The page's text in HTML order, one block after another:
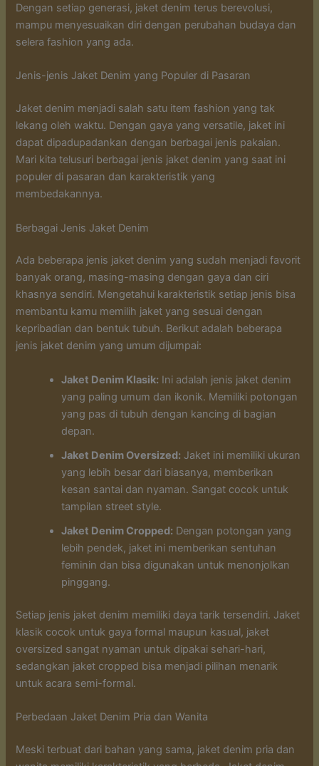
Dengan setiap generasi, jaket denim terus berevolusi,
mampu menyesuaikan diri dengan perubahan budaya dan
selera fashion yang ada.
Jenis-jenis Jaket Denim yang Populer di Pasaran
Jaket denim menjadi salah satu item fashion yang tak
lekang oleh waktu. Dengan gaya yang versatile, jaket ini
dapat dipadupadankan dengan berbagai jenis pakaian.
Mari kita telusuri berbagai jenis jaket denim yang saat ini
populer di pasaran dan karakteristik yang
membedakannya.
Berbagai Jenis Jaket Denim
Ada beberapa jenis jaket denim yang sudah menjadi favorit
banyak orang, masing-masing dengan gaya dan ciri
khasnya sendiri. Mengetahui karakteristik setiap jenis bisa
membantu kamu memilih jaket yang sesuai dengan
kepribadian dan bentuk tubuh. Berikut adalah beberapa
jenis jaket denim yang umum dijumpai:
Jaket Denim Klasik: Ini adalah jenis jaket denim
yang paling umum dan ikonik. Memiliki potongan
yang pas di tubuh dengan kancing di bagian
depan.
Jaket Denim Oversized: Jaket ini memiliki ukuran
yang lebih besar dari biasanya, memberikan
kesan santai dan nyaman. Sangat cocok untuk
tampilan street style.
Jaket Denim Cropped: Dengan potongan yang
lebih pendek, jaket ini memberikan sentuhan
feminin dan bisa digunakan untuk menonjolkan
pinggang.
Setiap jenis jaket denim memiliki daya tarik tersendiri. Jaket
klasik cocok untuk gaya formal maupun kasual, jaket
oversized sangat nyaman untuk dipakai sehari-hari,
sedangkan jaket cropped bisa menjadi pilihan menarik
untuk acara semi-formal.
Perbedaan Jaket Denim Pria dan Wanita
Meski terbuat dari bahan yang sama, jaket denim pria dan